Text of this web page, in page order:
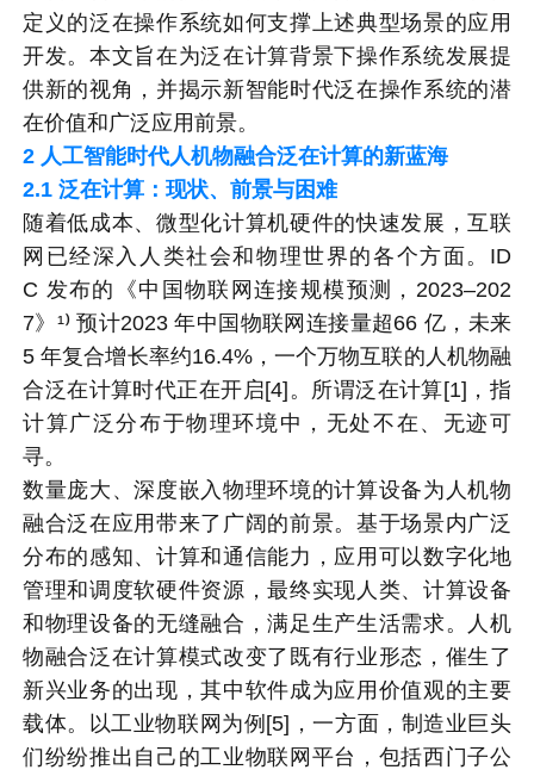
定义的泛在操作系统如何支撑上述典型场景的应用
开发。本文旨在为泛在计算背景下操作系统发展提
供新的视角，并揭示新智能时代泛在操作系统的潜
在价值和广泛应用前景。
2 人工智能时代人机物融合泛在计算的新蓝海
2.1泛在计算：现状、前景与困难
随着低成本、微型化计算机硬件的快速发展，互联
网已经深入人类社会和物理世界的各个方面。ID
C 发布的《中国物联网连接规模预测，2023–202
7》¹⁾ 预计2023 年中国物联网连接量超66 亿，未来
5 年复合增长率约16.4%，一个万物互联的人机物融
合泛在计算时代正在开启[4]。所谓泛在计算[1]，指
计算广泛分布于物理环境中，无处不在、无迹可
寻。
数量庞大、深度嵌入物理环境的计算设备为人机物
融合泛在应用带来了广阔的前景。基于场景内广泛
分布的感知、计算和通信能力，应用可以数字化地
管理和调度软硬件资源，最终实现人类、计算设备
和物理设备的无缝融合，满足生产生活需求。人机
物融合泛在计算模式改变了既有行业形态，催生了
新兴业务的出现，其中软件成为应用价值观的主要
载体。以工业物联网为例[5]，一方面，制造业巨头
们纷纷推出自己的工业物联网平台，包括西门子公